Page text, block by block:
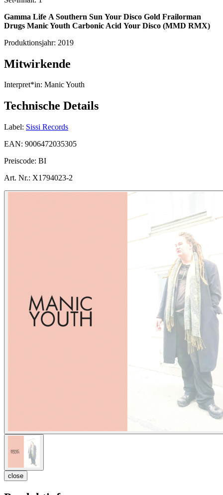
Gamma Life A Southern Sun Your Disco Gold Frailorman
Drugs Manic Youth Carbonic Acid Your Disco (MMD RMX)
Produktionsjahr: 2019
Mitwirkende
Interpret*in: Manic Youth
Technische Details
Label: Sissi Records
EAN: 9006472035305
Preiscode: BI
Art. Nr.: X1794023-2
close